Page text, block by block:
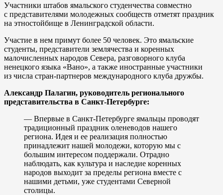
Участники штабов ямальского студенчества совместно
с представителями молодежных сообществ отметят праздник
на этностойбище в Ленинградской области.
Участие в нем примут более 50 человек. Это ямальские
студенты, представители землячества и коренных
малочисленных народов Севера, разговорного клуба
ненецкого языка «Вано», а также иностранные участники
из числа стран-партнеров международного клуба дружбы.
Александр Палагин, руководитель регионального
представительства в Санкт-Петербурге:
— Впервые в Санкт-Петербурге ямальцы проводят
традиционный праздник оленеводов нашего
региона. Идея и ее реализация полностью
принадлежит нашей молодежи, которую мы с
большим интересом поддержали. Отрадно
наблюдать, как культура и наследие коренных
народов выходит за пределы региона вместе с
нашими детьми, уже студентами Северной
столицы.